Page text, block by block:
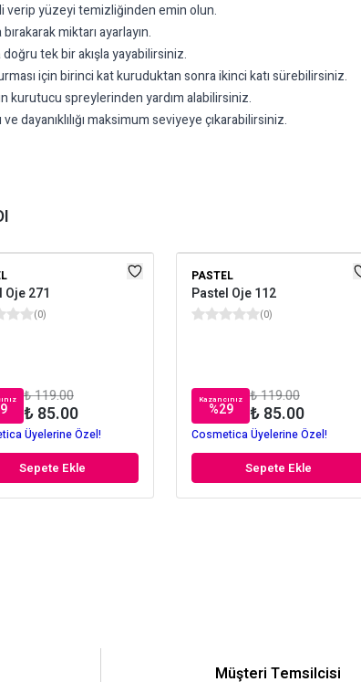
verip yüzeyi temizliğinden emin olun.
miktarı ayarlayın.
tek bir akışla yayabilirsiniz.
için birinci kat kuruduktan sonra ikinci katı sürebilirsiniz.
kurutucu spreylerinden yardım alabilirsiniz.
dayanıklılığı maksimum seviyeye çıkarabilirsiniz.
Oje 271
(0)
₺ 119.00
₺ 85.00
Üyelerine Özel!
Sepete Ekle
PASTEL
Pastel Oje 112
(0)
Kazancınız
%29
₺ 119.00
₺ 85.00
Cosmetica Üyelerine Özel!
Sepete Ekle
Müşteri Temsilcisi